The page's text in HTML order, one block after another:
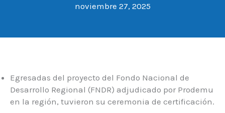
noviembre 27, 2025
Egresadas del proyecto del Fondo Nacional de
Desarrollo Regional (FNDR) adjudicado por Prodemu
en la región, tuvieron su ceremonia de certificación.